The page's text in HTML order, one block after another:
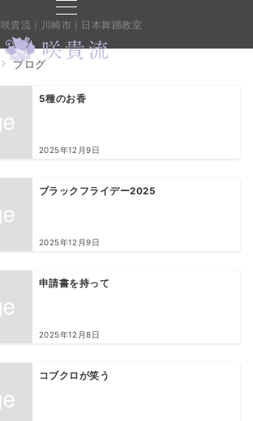
咲貴流｜川崎市｜日本舞踊教室
ブログ
5種のお香
2025年12月9日
ブラックフライデー2025
2025年12月9日
申請書を持って
2025年12月8日
コブクロが笑う